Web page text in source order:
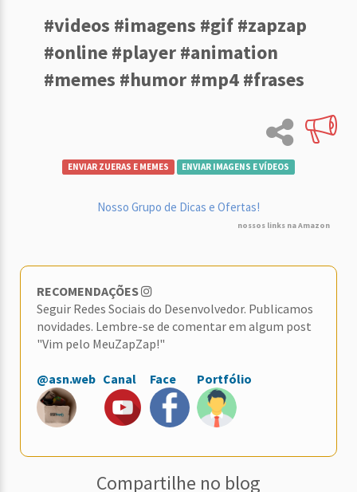
#videos #imagens #gif #zapzap
#online #player #animation
#memes #humor #mp4 #frases
ENVIAR ZUERAS E MEMES ENVIAR IMAGENS E VÍDEOS
Nosso Grupo de Dicas e Ofertas!
nossos links na Amazon
RECOMENDAÇÕES
Seguir Redes Sociais do Desenvolvedor. Publicamos
novidades. Lembre-se de comentar em algum post
"Vim pelo MeuZapZap!"
@asn.web Canal Face Portfólio
Compartilhe no blog